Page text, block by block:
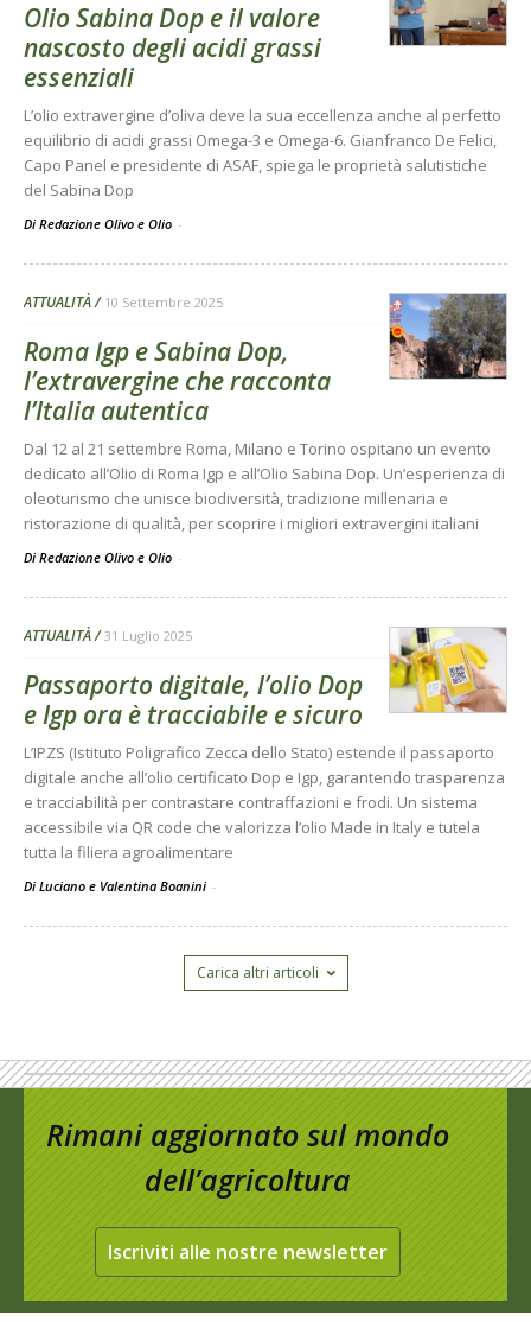
Olio Sabina Dop e il valore
nascosto degli acidi grassi
essenziali
L’olio extravergine d’oliva deve la sua eccellenza anche al perfetto
equilibrio di acidi grassi Omega-3 e Omega-6. Gianfranco De Felici,
Capo Panel e presidente di ASAF, spiega le proprietà salutistiche
del Sabina Dop
Di Redazione Olivo e Olio -
ATTUALITÀ 10 Settembre 2025
Roma Igp e Sabina Dop,
l’extravergine che racconta
l’Italia autentica
Dal 12 al 21 settembre Roma, Milano e Torino ospitano un evento
dedicato all’Olio di Roma Igp e all’Olio Sabina Dop. Un’esperienza di
oleoturismo che unisce biodiversità, tradizione millenaria e
ristorazione di qualità, per scoprire i migliori extravergini italiani
Di Redazione Olivo e Olio -
ATTUALITÀ 31 Luglio 2025
Passaporto digitale, l’olio Dop
e Igp ora è tracciabile e sicuro
L’IPZS (Istituto Poligrafico Zecca dello Stato) estende il passaporto
digitale anche all’olio certificato Dop e Igp, garantendo trasparenza
e tracciabilità per contrastare contraffazioni e frodi. Un sistema
accessibile via QR code che valorizza l’olio Made in Italy e tutela
tutta la filiera agroalimentare
Di Luciano e Valentina Boanini -
Carica altri articoli
Rimani aggiornato sul mondo
dell’agricoltura
Iscriviti alle nostre newsletter